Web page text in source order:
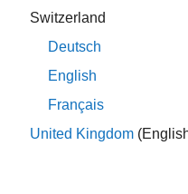
를 입력합니다.
Switzerland
Deutsch
English
Français
United Kingdom